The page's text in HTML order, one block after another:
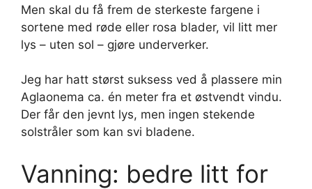
Men skal du få frem de sterkeste fargene i
sortene med røde eller rosa blader, vil litt mer
lys – uten sol – gjøre underverker.
Jeg har hatt størst suksess ved å plassere min
Aglaonema ca. én meter fra et østvendt vindu.
Der får den jevnt lys, men ingen stekende
solstråler som kan svi bladene.
Vanning: bedre litt for